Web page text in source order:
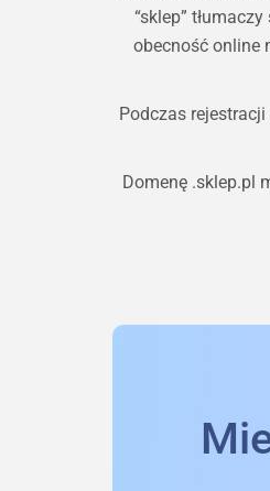
“sklep”
obecność online
Podczas
Domenę .sklep.pl